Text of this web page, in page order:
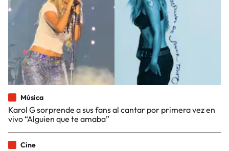
Música
Karol G sorprende a sus fans al cantar por primera vez en
vivo “Alguien que te amaba”
Cine